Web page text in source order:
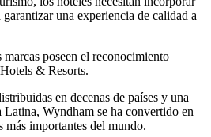
una experiencia de calidad a
marcas poseen el reconocimiento
& Resorts.
en decenas de países y una
Latina, Wyndham se ha convertido en
más importantes del mundo.